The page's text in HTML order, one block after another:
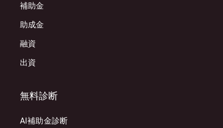
補助金
助成金
融資
出資
無料診断
AI補助金診断